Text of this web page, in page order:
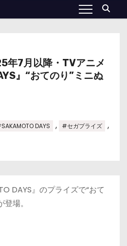
年7月以降・TVアニメ
』“おてのり”ミニぬ
DAYS , #セガプライズ ,
DAYS』のプライズで“おて
場。